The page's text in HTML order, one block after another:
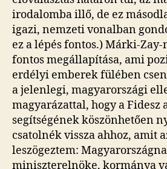
irodalomba illő, de ez
igazi, nemzeti vonalban
ez a lépés fontos.) Márki-
fontos megállapítása, ami
erdélyi emberek fülében
a jelenlegi, magyarországi
magyarázattal, hogy a Fidesz
segítségének köszönhetően
csatolnék vissza ahhoz, amit
leszögeztem:
miniszterelnöke, kormánya